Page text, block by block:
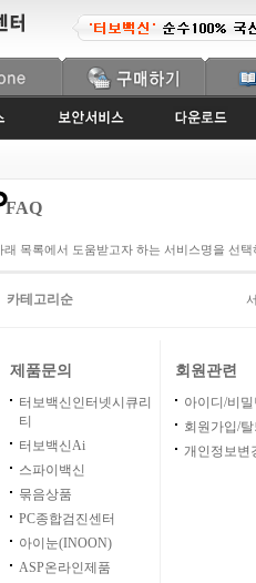
래 목록에서 도움받고자 하는 서비스명을 선택
카테고리순
제품문의
터보백신인터넷시큐리
티
터보백신Ai
스파이백신
묶음상품
PC종합검진센터
아이눈(INOON)
ASP온라인제품
회원관련
아이디/비
회원가입/
개인정보변